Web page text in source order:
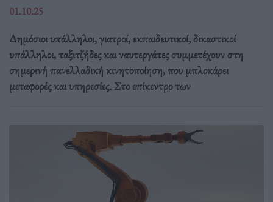
01.10.25
Δημόσιοι υπάλληλοι, γιατροί, εκπαιδευτικοί, δικαστικοί
υπάλληλοι, ταξιτζήδες και ναυτεργάτες συμμετέχουν στη
σημερινή πανελλαδική κινητοποίηση, που μπλοκάρει
μεταφορές και υπηρεσίες. Στο επίκεντρο των